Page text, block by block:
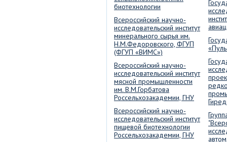
биотехнологии
Всероссийский научно-
исследовательский институт
минерального сырья им.
Н.М.Федоровского, ФГУП
(ФГУП «ВИМС»)
Всероссийский научно-
исследовательский институт
мясной промышленности
им. В.М.Горбатова
Россельхозакадемии, ГНУ
Всероссийский научно-
исследовательский институт
пищевой биотехнологии
Россельхозакадемии, ГНУ